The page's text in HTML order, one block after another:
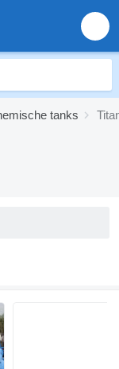
tanks